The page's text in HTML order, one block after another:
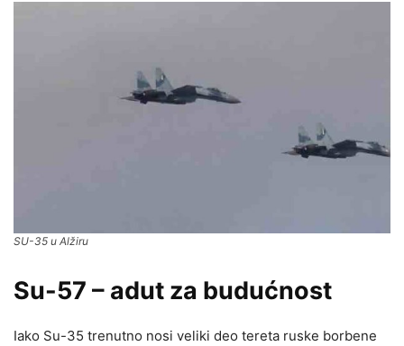
SU-35 u Alžiru
Su-57 – adut za budućnost
Iako Su-35 trenutno nosi veliki deo tereta ruske borbene